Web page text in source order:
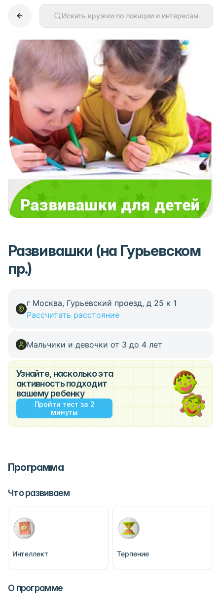
Искать кружки по локации и интересам
Развивашки (на Гурьевском
пр.)
г Москва, Гурьевский проезд, д 25 к 1
Рассчитать расстояние
Мальчики и девочки от 3 до 4 лет
Узнайте, насколько эта
активность подходит
вашему ребенку
Пройти тест за 2
минуты
Программа
Что развиваем
Интеллект Терпение
О программе